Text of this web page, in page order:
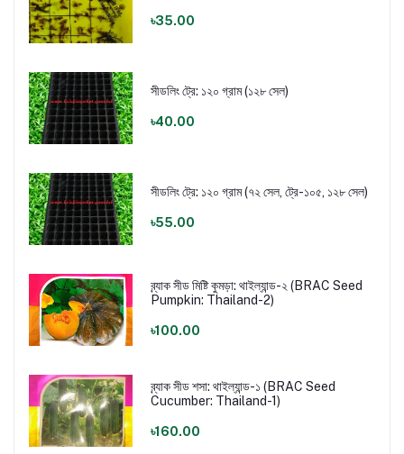
৳35.00
সীডলিং ট্রে: ১২০ গ্রাম (১২৮ সেল)
৳40.00
সীডলিং ট্রে: ১২০ গ্রাম (৭২ সেল, ট্রে-১০৫, ১২৮ সেল)
৳55.00
ব্র্যাক সীড মিষ্টি কুমড়া: থাইল্যান্ড-২ (BRAC Seed
Pumpkin: Thailand-2)
৳100.00
ব্র্যাক সীড শসা: থাইল্যান্ড-১ (BRAC Seed
Cucumber: Thailand-1)
৳160.00